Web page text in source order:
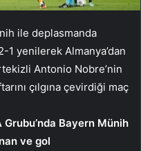
ile deplasmanda
1 yenilerek Almanya’dan
Antonio Nobre’nin
çılgına çevirdiği maç
Bayern Münih
ve gol